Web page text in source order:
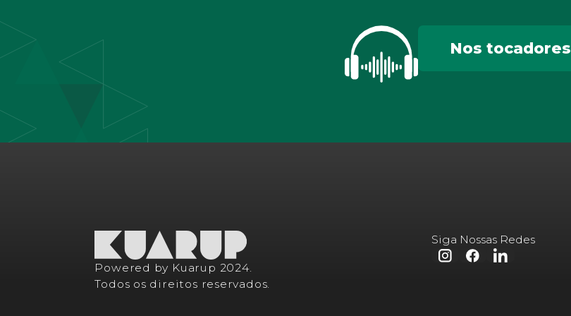
Nos tocadores
Powered by Kuarup 2024.
Todos os direitos reservados.
Siga Nossas Redes